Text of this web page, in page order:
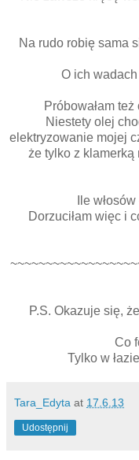
Na rudo robię sama
O ich
Próbowałam
Niestety olej
elektryzowanie mojej
że tylko z klamerką
Ile
Dorzuciłam więc i
P.S. Okazuje się,
Co
Tylko w
Tara_Edyta at 17.6.13
Udostępnij